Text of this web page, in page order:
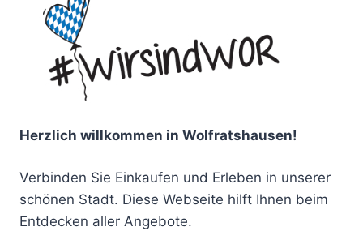
Herzlich willkommen in Wolfratshausen!
Verbinden Sie Einkaufen und Erleben in unserer
schönen Stadt. Diese Webseite hilft Ihnen beim
Entdecken aller Angebote.